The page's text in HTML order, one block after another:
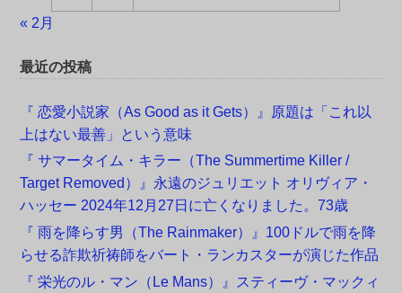
« 2月
最近の投稿
『 恋愛小説家（As Good as it Gets）』原題は「これ以
上はない最善」という意味
『 サマータイム・キラー（The Summertime Killer /
Target Removed）』永遠のジュリエット オリヴィア・
ハッセー 2024年12月27日に亡くなりました。73歳
『 雨を降らす男（The Rainmaker）』100ドルで雨を降
らせる詐欺祈祷師をバート・ランカスターが演じた作品
『 栄光のル・マン（Le Mans）』スティーヴ・マックィ